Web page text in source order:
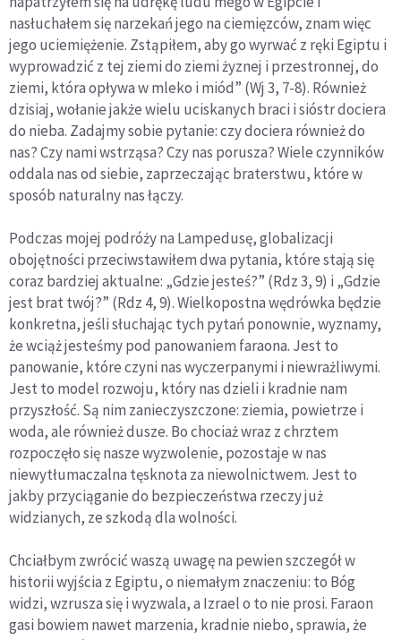
nasłuchałem się narzekań jego na ciemięzców, znam więc
jego uciemiężenie. Zstąpiłem, aby go wyrwać z ręki Egiptu i
wyprowadzić z tej ziemi do ziemi żyznej i przestronnej, do
ziemi, która opływa w mleko i miód” (Wj 3, 7-8). Również
dzisiaj, wołanie jakże wielu uciskanych braci i sióstr dociera
do nieba. Zadajmy sobie pytanie: czy dociera również do
nas? Czy nami wstrząsa? Czy nas porusza? Wiele czynników
oddala nas od siebie, zaprzeczając braterstwu, które w
sposób naturalny nas łączy.
Podczas mojej podróży na Lampedusę, globalizacji
obojętności przeciwstawiłem dwa pytania, które stają się
coraz bardziej aktualne: „Gdzie jesteś?” (Rdz 3, 9) i „Gdzie
jest brat twój?” (Rdz 4, 9). Wielkopostna wędrówka będzie
konkretna, jeśli słuchając tych pytań ponownie, wyznamy,
że wciąż jesteśmy pod panowaniem faraona. Jest to
panowanie, które czyni nas wyczerpanymi i niewrażliwymi.
Jest to model rozwoju, który nas dzieli i kradnie nam
przyszłość. Są nim zanieczyszczone: ziemia, powietrze i
woda, ale również dusze. Bo chociaż wraz z chrztem
rozpoczęło się nasze wyzwolenie, pozostaje w nas
niewytłumaczalna tęsknota za niewolnictwem. Jest to
jakby przyciąganie do bezpieczeństwa rzeczy już
widzianych, ze szkodą dla wolności.
Chciałbym zwrócić waszą uwagę na pewien szczegół w
historii wyjścia z Egiptu, o niemałym znaczeniu: to Bóg
widzi, wzrusza się i wyzwala, a Izrael o to nie prosi. Faraon
gasi bowiem nawet marzenia, kradnie niebo, sprawia, że